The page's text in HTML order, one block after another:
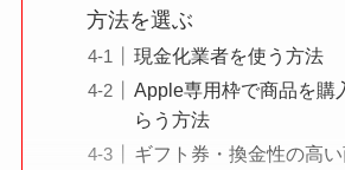
方法を選ぶ
現金化業者を使う方法
Apple専用枠で商品を購
らう方法
ギフト券・換金性の高